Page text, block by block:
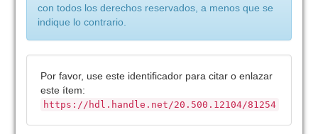
con todos los derechos reservados, a menos que se
indique lo contrario.
Por favor, use este identificador para citar o enlazar
este ítem:
https://hdl.handle.net/20.500.12104/81254